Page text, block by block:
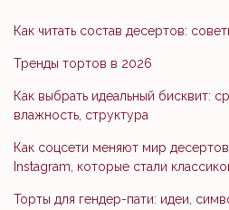
Как читать состав десертов:
Тренды тортов в 2026
Как выбрать идеальный бисквит:
влажность, структура
Как соцсети меняют мир
Instagram, которые стали
Торты для гендер-пати: идеи,